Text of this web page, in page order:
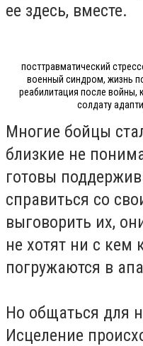
ее здесь, вместе.
посттравматический
военный синдром, жизнь
реабилитация после войны,
солдату
Многие бойцы
близкие не
готовы
справиться со
выговорить их,
не хотят ни с кем
погружаются в
Но общаться для
Исцеление